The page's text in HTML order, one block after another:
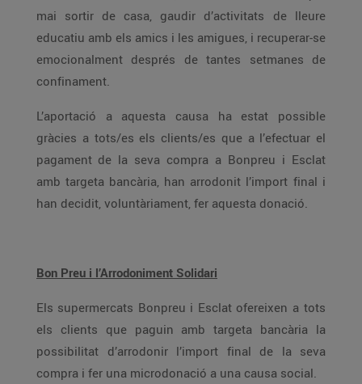
mai sortir de casa, gaudir d’activitats de lleure
educatiu amb els amics i les amigues, i recuperar-se
emocionalment després de tantes setmanes de
confinament.
L’aportació a aquesta causa ha estat possible
gràcies a tots/es els clients/es que a l’efectuar el
pagament de la seva compra a Bonpreu i Esclat
amb targeta bancària, han arrodonit l’import final i
han decidit, voluntàriament, fer aquesta donació.
Bon Preu i l’Arrodoniment Solidari
Els supermercats Bonpreu i Esclat ofereixen a tots
els clients que paguin amb targeta bancària la
possibilitat d’arrodonir l’import final de la seva
compra i fer una microdonació a una causa social.